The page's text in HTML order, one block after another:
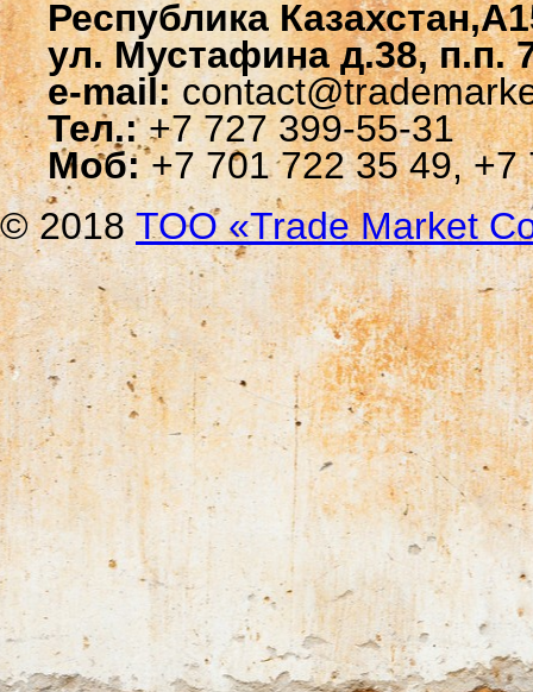
Республика
ул. Мустафина д.38, п.п.
e-mail:
Тел.:+7 727 399-55-31
Моб:+7 701 722 35 49, +7
© 2018ТОО «Trade Мarket